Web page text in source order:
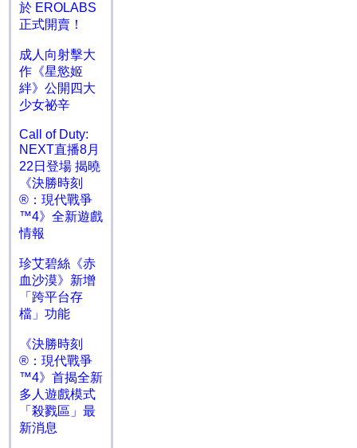
於 EROLABS
正式開賣！
成人向射擊大
作《星慾姬
絆》公開四大
少女祕辛
Call of Duty:
NEXT直播8月
22日登場 揭曉
《決勝時刻
®：現代戰爭
™4》全新遊戲
情報
珍艾碧絲《赤
血沙漠》新增
「跨平台存
檔」功能
《決勝時刻
®：現代戰爭
™4》首揭全新
多人遊戲模式
「殺戮區」最
新消息